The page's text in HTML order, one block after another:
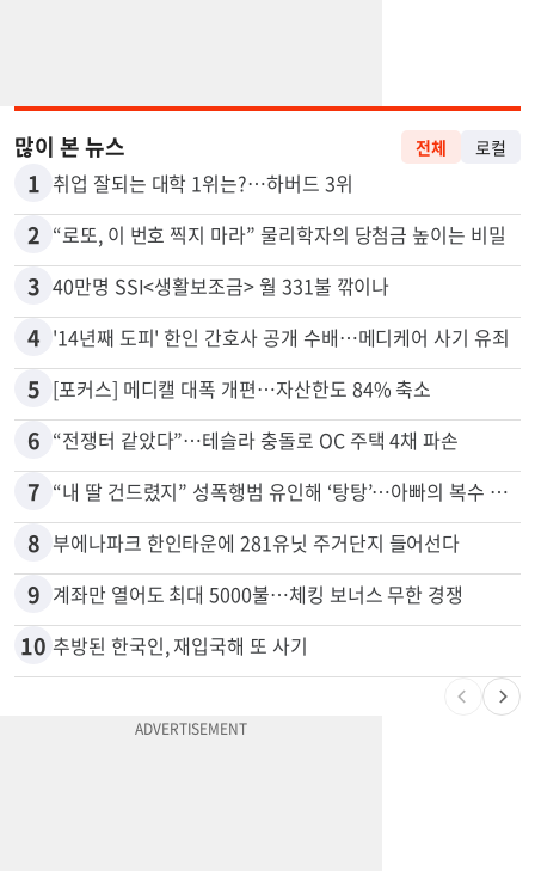
1 취업 잘되는 대학 1위는?…하버드 3위
2 “로또, 이 번호 찍지 마라” 물리학자의 당첨금 높이는 비밀
3 40만명 SSI<생활보조금> 월 331불 깎이나
4 '14년째 도피' 한인 간호사 공개 수배…메디케어 사기 유죄
5 [포커스] 메디캘 대폭 개편…자산한도 84% 축소
6 “전쟁터 같았다”…테슬라 충돌로 OC 주택 4채 파손
7
8 부에나파크 한인타운에 281유닛 주거단지 들어선다
9 계좌만 열어도 최대 5000불…체킹 보너스 무한 경쟁